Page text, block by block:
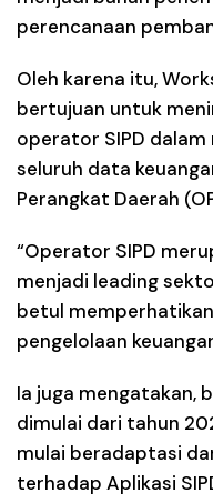
perencanaan
Oleh karena itu,
bertujuan untuk
operator SIPD
seluruh data
Perangkat Daerah
“Operator SIPD
menjadi leading
betul
pengelolaan
Ia juga mengatakan,
dimulai dari tahun
mulai beradaptasi
terhadap Aplikasi